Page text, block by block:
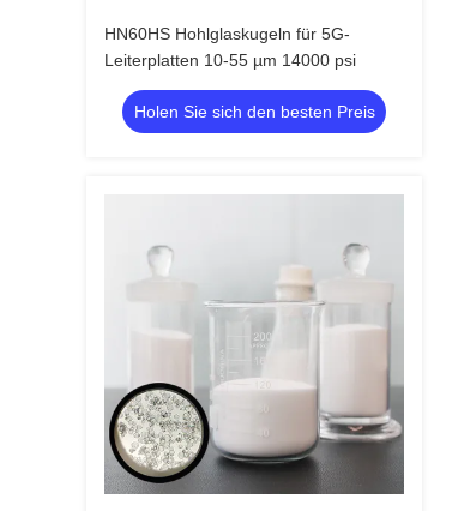
HN60HS Hohlglaskugeln für 5G-
Leiterplatten 10-55 µm 14000 psi
Holen Sie sich den besten Preis